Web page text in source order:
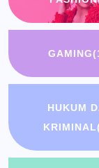
GAMING
HUKUM
KRIMINAL